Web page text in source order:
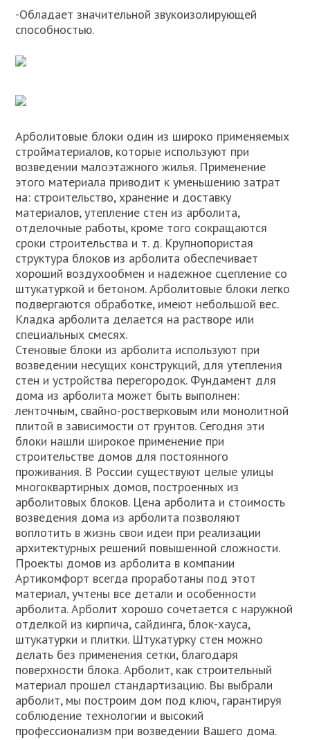
-Обладает значительной звукоизолирующей
способностью.
Арболитовые блоки один из широко применяемых
стройматериалов, которые используют при
возведении малоэтажного жилья. Применение
этого материала приводит к уменьшению затрат
на: строительство, хранение и доставку
материалов, утепление стен из арболита,
отделочные работы, кроме того сокращаются
сроки строительства и т. д. Крупнопористая
структура блоков из арболита обеспечивает
хороший воздухообмен и надежное сцепление со
штукатуркой и бетоном. Арболитовые блоки легко
подвергаются обработке, имеют небольшой вес.
Кладка арболита делается на растворе или
специальных смесях.
Стеновые блоки из арболита используют при
возведении несущих конструкций, для утепления
стен и устройства перегородок. Фундамент для
дома из арболита может быть выполнен:
ленточным, свайно-ростверковым или монолитной
плитой в зависимости от грунтов. Сегодня эти
блоки нашли широкое применение при
строительстве домов для постоянного
проживания. В России существуют целые улицы
многоквартирных домов, построенных из
арболитовых блоков. Цена арболита и стоимость
возведения дома из арболита позволяют
воплотить в жизнь свои идеи при реализации
архитектурных решений повышенной сложности.
Проекты домов из арболита в компании
Артикомфорт всегда проработаны под этот
материал, учтены все детали и особенности
арболита. Арболит хорошо сочетается с наружной
отделкой из кирпича, сайдинга, блок-хауса,
штукатурки и плитки. Штукатурку стен можно
делать без применения сетки, благодаря
поверхности блока. Арболит, как строительный
материал прошел стандартизацию. Вы выбрали
арболит, мы построим дом под ключ, гарантируя
соблюдение технологии и высокий
профессионализм при возведении Вашего дома.